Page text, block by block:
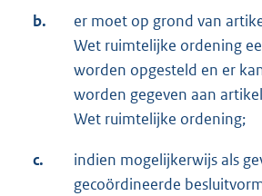
b.
er moet op grond van
Wet ruimtelijke ordening
worden opgesteld en er
worden gegeven aan
Wet ruimtelijke ordening;
c.
indien mogelijkerwijs als
gecoördineerde